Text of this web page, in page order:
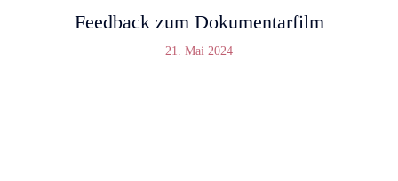
Feedback zum Dokumentarfilm
21. Mai 2024